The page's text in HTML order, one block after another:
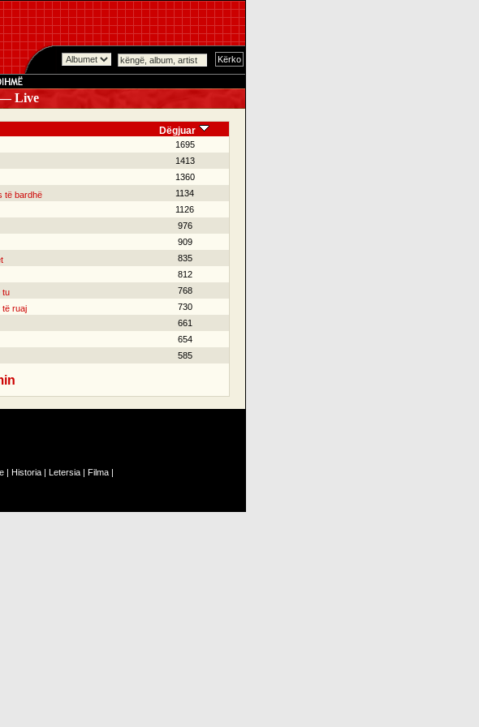
— Live
Dëgjuar
1695
1413
1360
të bardhë
1134
1126
976
909
835
812
tu
768
të ruaj
730
661
654
585
| Historia | Letersia | Filma |